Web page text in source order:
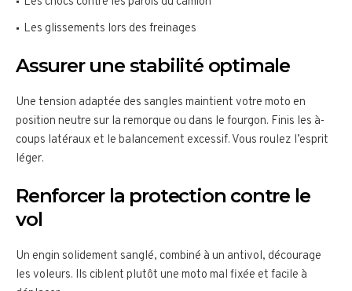
Les glissements lors des freinages
Assurer une stabilité optimale
Une tension adaptée des sangles maintient votre moto en
position neutre sur la remorque ou dans le fourgon. Finis les à-
coups latéraux et le balancement excessif. Vous roulez l’esprit
léger.
Renforcer la protection contre le
vol
Un engin solidement sanglé, combiné à un antivol, décourage
les voleurs. Ils ciblent plutôt une moto mal fixée et facile à